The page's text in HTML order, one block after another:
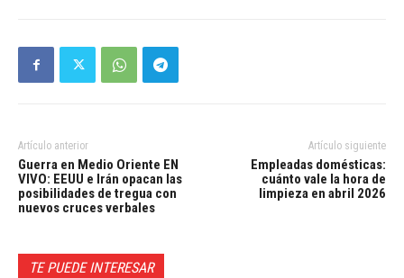
Artículo anterior
Guerra en Medio Oriente EN
VIVO: EEUU e Irán opacan las
posibilidades de tregua con
nuevos cruces verbales
Artículo siguiente
Empleadas domésticas:
cuánto vale la hora de
limpieza en abril 2026
TE PUEDE INTERESAR